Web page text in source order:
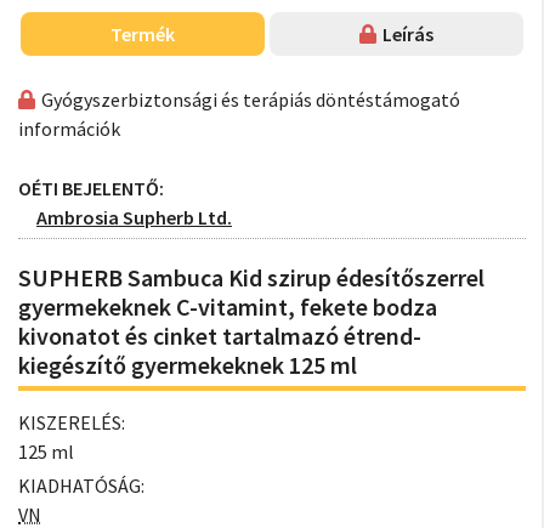
Termék Leírás
Gyógyszerbiztonsági és terápiás döntéstámogató
információk
OÉTI BEJELENTŐ:
Ambrosia Supherb Ltd.
SUPHERB Sambuca Kid szirup édesítőszerrel
gyermekeknek C-vitamint, fekete bodza
kivonatot és cinket tartalmazó étrend-
kiegészítő gyermekeknek 125 ml
KISZERELÉS:
125 ml
KIADHATÓSÁG:
VN